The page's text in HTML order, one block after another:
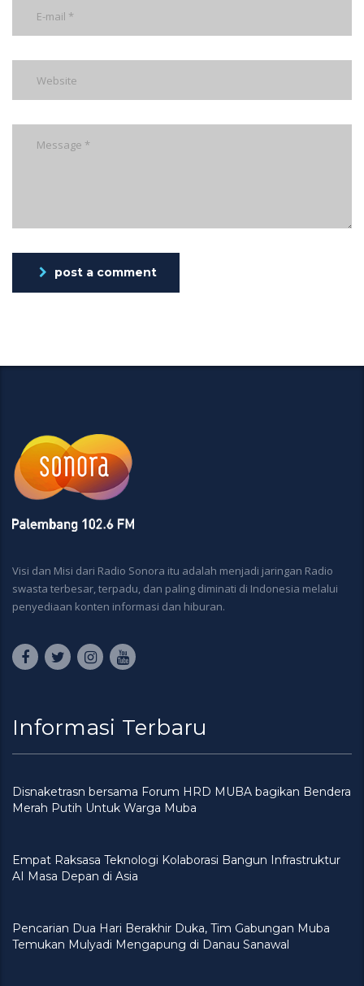
post a comment
Visi dan Misi dari Radio Sonora itu adalah menjadi jaringan Radio
swasta terbesar, terpadu, dan paling diminati di Indonesia melalui
penyediaan konten informasi dan hiburan.
Informasi Terbaru
Disnaketrasn bersama Forum HRD MUBA bagikan Bendera
Merah Putih Untuk Warga Muba
Empat Raksasa Teknologi Kolaborasi Bangun Infrastruktur
AI Masa Depan di Asia
Pencarian Dua Hari Berakhir Duka, Tim Gabungan Muba
Temukan Mulyadi Mengapung di Danau Sanawal